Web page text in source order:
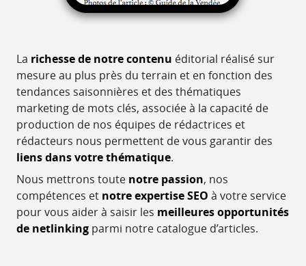
La richesse de notre contenu éditorial réalisé sur
mesure au plus près du terrain et en fonction des
tendances saisonnières et des thématiques
marketing de mots clés, associée à la capacité de
production de nos équipes de rédactrices et
rédacteurs nous permettent de vous garantir des
liens dans votre thématique.
Nous mettrons toute notre passion, nos
compétences et notre expertise SEO à votre service
pour vous aider à saisir les meilleures opportunités
de netlinking parmi notre catalogue d’articles.